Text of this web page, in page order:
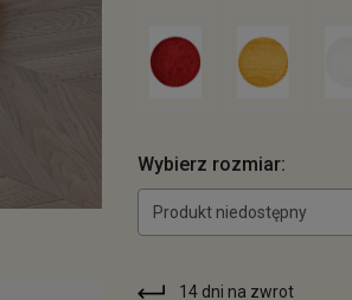
Wybierz rozmiar:
Produkt niedostępny
14 dni na zwrot